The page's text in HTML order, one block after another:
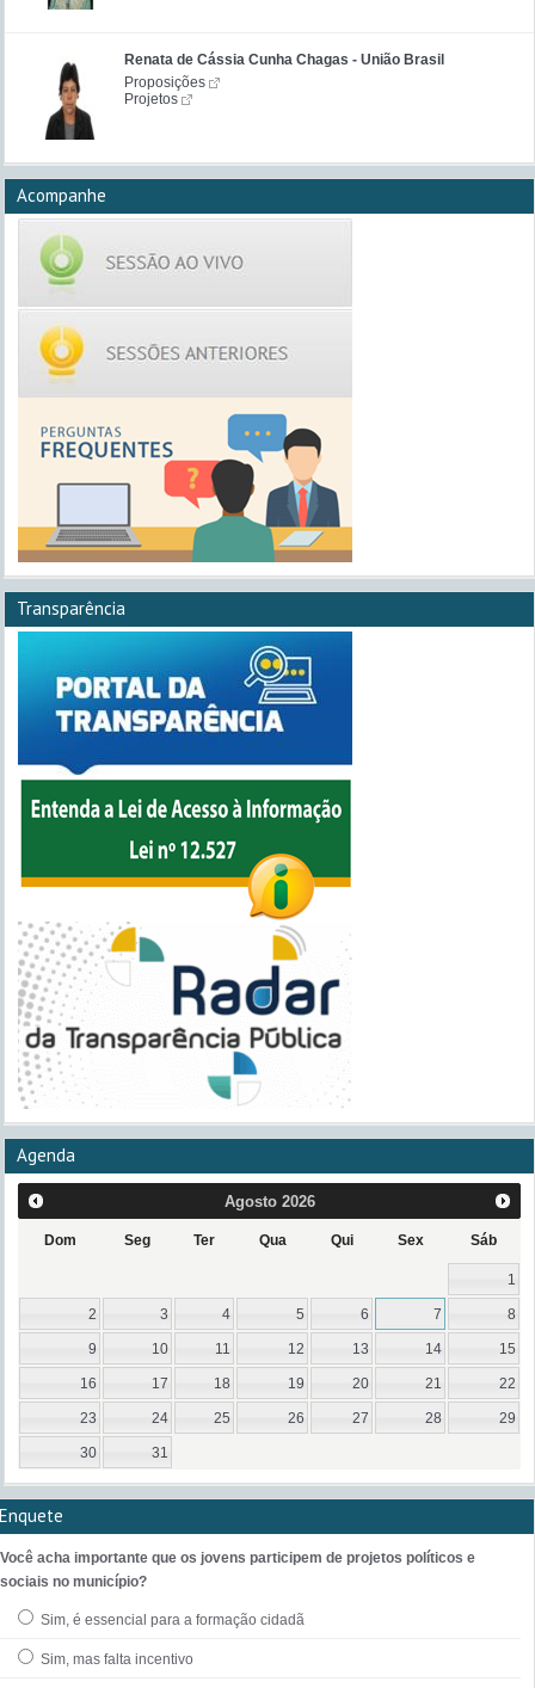
Renata de Cássia Cunha Chagas - União Brasil
Proposições
Projetos
Acompanhe
Transparência
Agenda
Agosto 2026
Dom Seg Ter Qua Qui Sex Sáb
1
2 3 4 5 6 7 8
9 10 11 12 13 14 15
16 17 18 19 20 21 22
23 24 25 26 27 28 29
30 31
Enquete
Você acha importante que os jovens participem de projetos políticos e
sociais no município?
Sim, é essencial para a formação cidadã
Sim, mas falta incentivo